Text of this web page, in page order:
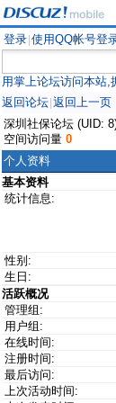
登录 使用QQ帐号登
用掌上论坛访问本站,
返回论坛 返回上一页
深圳社保论坛 (UID:
空间访问量 0
个人资料
基本资料
统计信息:
性别:
生日:
活跃概况
管理组:
用户组:
在线时间:
注册时间:
最后访问:
上次活动时间: